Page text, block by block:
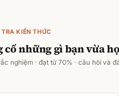
TRA KIẾN THỨC
cố những gì bạn vừa
nghiệm · đạt từ 70% · câu hỏi và